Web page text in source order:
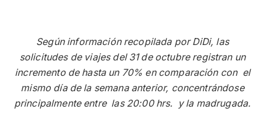
Según información recopilada por DiDi, las
solicitudes de viajes del 31 de octubre registran un
incremento de hasta un 70% en comparación con el
mismo día de la semana anterior, concentrándose
principalmente entre las 20:00 hrs. y la madrugada.